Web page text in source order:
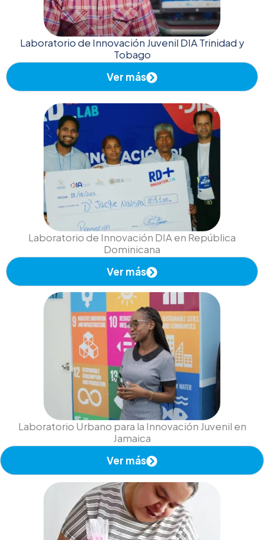
Laboratorio de Innovación Juvenil DIA Trinidad y
Tobago
Ver más
Laboratorio de Innovación DIA en República
Dominicana
Ver más
Laboratorio Urbano para la Innovación Juvenil en
Jamaica
Ver más